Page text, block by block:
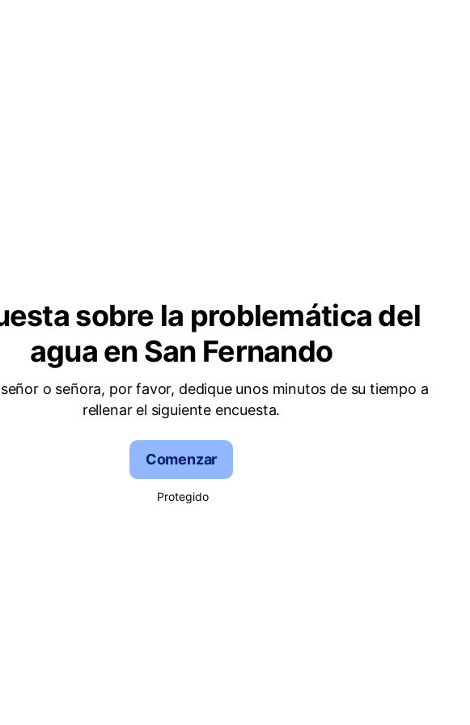
sobre la problemática del
agua en San Fernando
o señora, por favor, dedique unos minutos de su tiempo a
rellenar el siguiente encuesta.
Comenzar
Protegido